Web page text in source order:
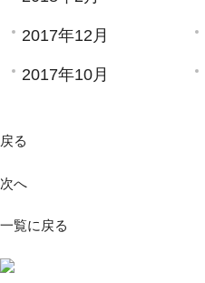
2017年12月
2017年10月
戻る
次へ
一覧に戻る